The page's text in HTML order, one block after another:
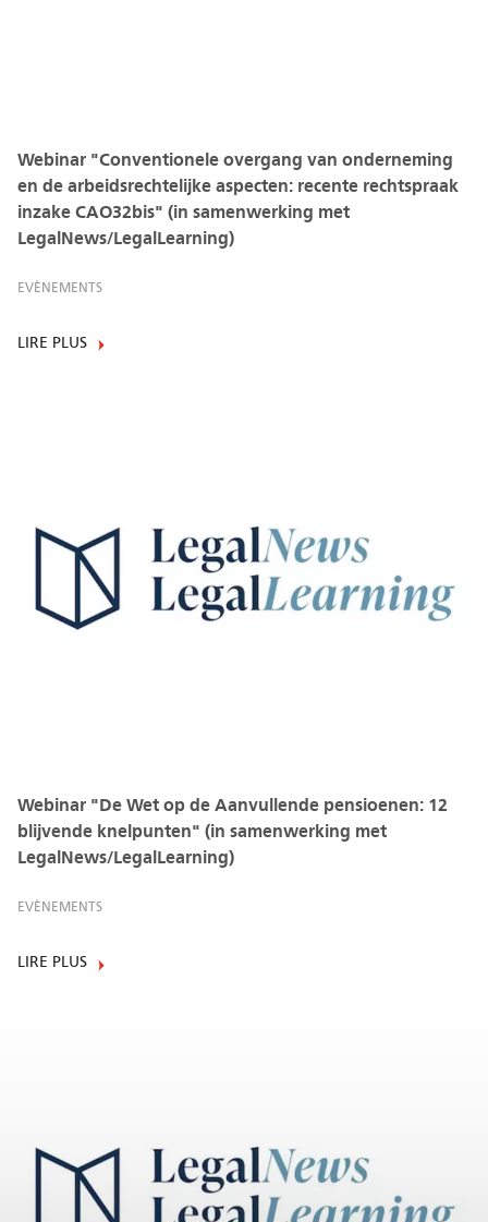
Webinar "Conventionele overgang van onderneming
en de arbeidsrechtelijke aspecten: recente rechtspraak
inzake CAO32bis" (in samenwerking met
LegalNews/LegalLearning)
EVÈNEMENTS
LIRE PLUS
Webinar "De Wet op de Aanvullende pensioenen: 12
blijvende knelpunten" (in samenwerking met
LegalNews/LegalLearning)
EVÈNEMENTS
LIRE PLUS